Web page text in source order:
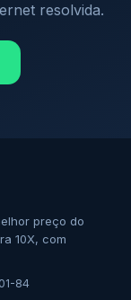
resolvida.
preço do
10X, com
84